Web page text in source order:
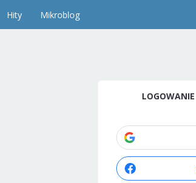
Hity Mikroblog
LOGOWANIE